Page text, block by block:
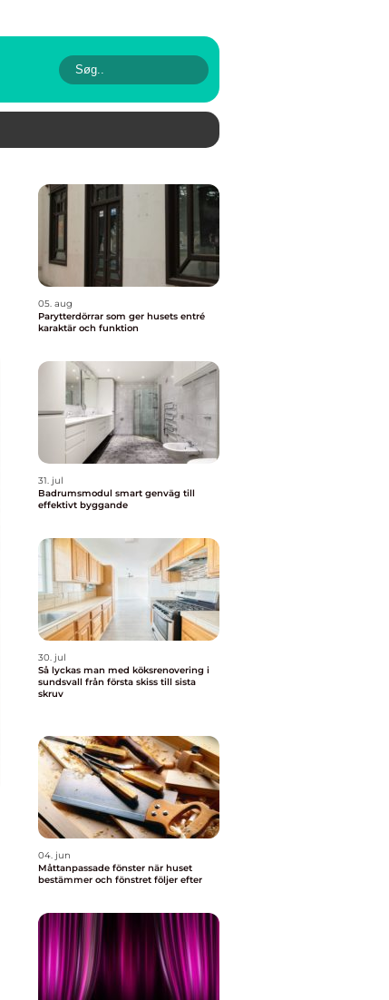
05. aug
Parytterdörrar som ger husets entré
karaktär och funktion
31. jul
Badrumsmodul smart genväg till
effektivt byggande
30. jul
Så lyckas man med köksrenovering i
sundsvall från första skiss till sista
skruv
04. jun
Måttanpassade fönster när huset
bestämmer och fönstret följer efter